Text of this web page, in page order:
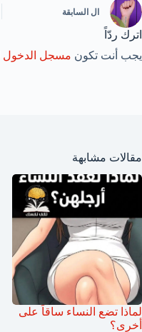
ال السابقة
اترك ردّاً
يجب أنت تكون مسجل الدخول
مقالات مشابهة
لماذا تضع النساء ساقاً على
أخرى؟